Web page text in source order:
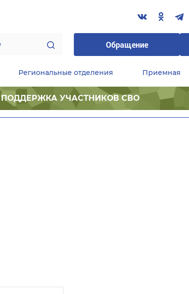
Обращение
Региональные отделения Приемная
ПОДДЕРЖКА УЧАСТНИКОВ СВО